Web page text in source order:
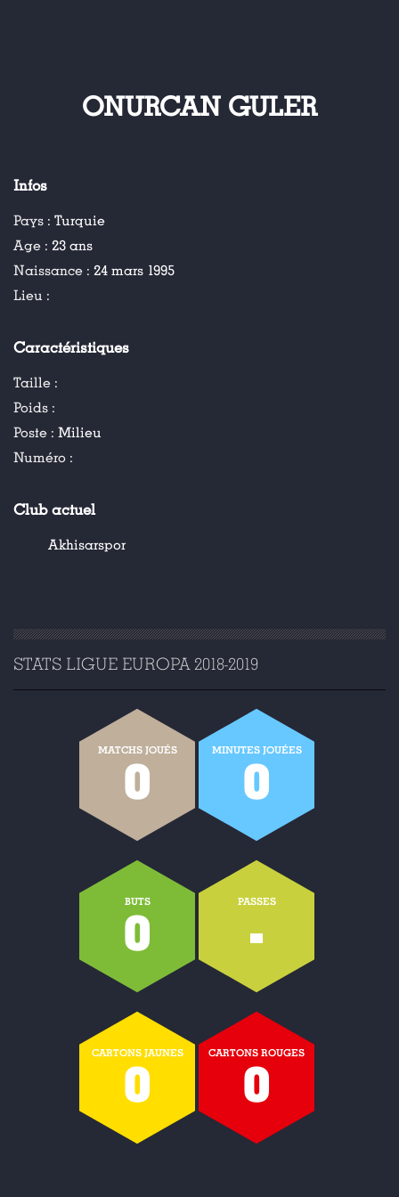
ONURCAN GULER
Infos
Pays : Turquie
Age : 23 ans
Naissance : 24 mars 1995
Lieu :
Caractéristiques
Taille :
Poids :
Poste : Milieu
Numéro :
Club actuel
Akhisarspor
STATS LIGUE EUROPA 2018-2019
MATCHS JOUÉS
0
MINUTES JOUÉES
0
BUTS
0
PASSES
-
CARTONS JAUNES
0
CARTONS ROUGES
0